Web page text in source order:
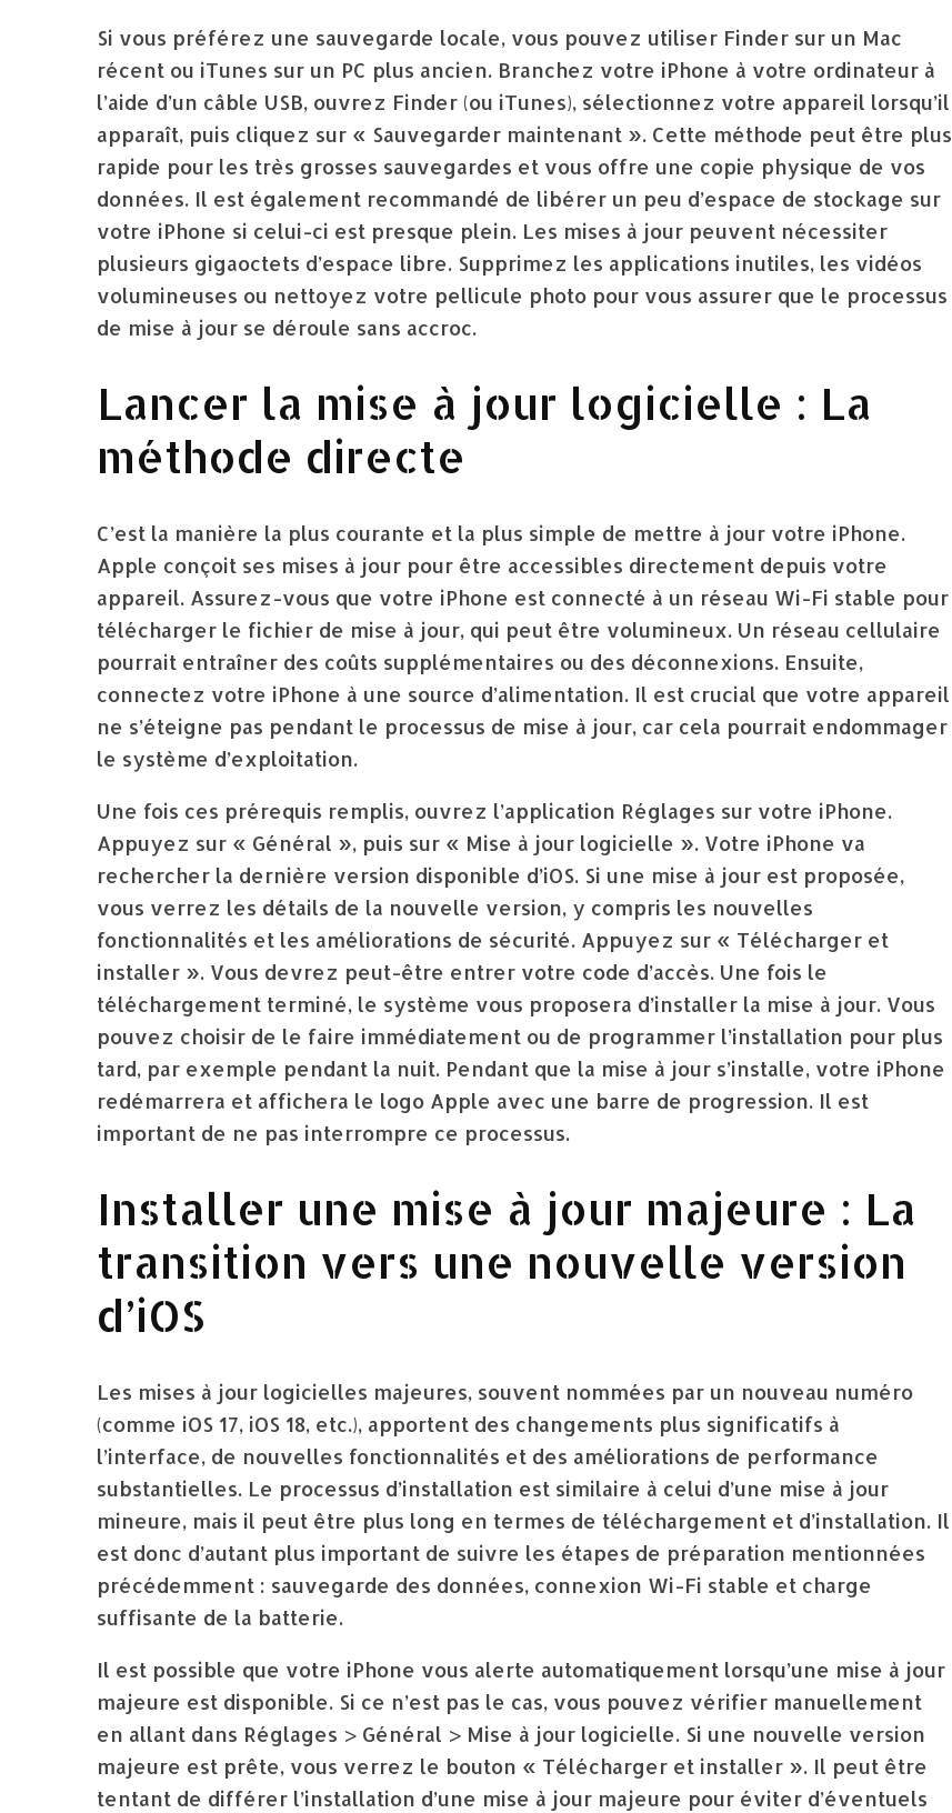
Si vous préférez une sauvegarde locale, vous pouvez utiliser Finder sur un Mac
récent ou iTunes sur un PC plus ancien. Branchez votre iPhone à votre ordinateur à
l’aide d’un câble USB, ouvrez Finder (ou iTunes), sélectionnez votre appareil lorsqu’il
apparaît, puis cliquez sur « Sauvegarder maintenant ». Cette méthode peut être plus
rapide pour les très grosses sauvegardes et vous offre une copie physique de vos
données. Il est également recommandé de libérer un peu d’espace de stockage sur
votre iPhone si celui-ci est presque plein. Les mises à jour peuvent nécessiter
plusieurs gigaoctets d’espace libre. Supprimez les applications inutiles, les vidéos
volumineuses ou nettoyez votre pellicule photo pour vous assurer que le processus
de mise à jour se déroule sans accroc.
Lancer la mise à jour logicielle : La
méthode directe
C’est la manière la plus courante et la plus simple de mettre à jour votre iPhone.
Apple conçoit ses mises à jour pour être accessibles directement depuis votre
appareil. Assurez-vous que votre iPhone est connecté à un réseau Wi-Fi stable pour
télécharger le fichier de mise à jour, qui peut être volumineux. Un réseau cellulaire
pourrait entraîner des coûts supplémentaires ou des déconnexions. Ensuite,
connectez votre iPhone à une source d’alimentation. Il est crucial que votre appareil
ne s’éteigne pas pendant le processus de mise à jour, car cela pourrait endommager
le système d’exploitation.
Une fois ces prérequis remplis, ouvrez l’application Réglages sur votre iPhone.
Appuyez sur « Général », puis sur « Mise à jour logicielle ». Votre iPhone va
rechercher la dernière version disponible d’iOS. Si une mise à jour est proposée,
vous verrez les détails de la nouvelle version, y compris les nouvelles
fonctionnalités et les améliorations de sécurité. Appuyez sur « Télécharger et
installer ». Vous devrez peut-être entrer votre code d’accès. Une fois le
téléchargement terminé, le système vous proposera d’installer la mise à jour. Vous
pouvez choisir de le faire immédiatement ou de programmer l’installation pour plus
tard, par exemple pendant la nuit. Pendant que la mise à jour s’installe, votre iPhone
redémarrera et affichera le logo Apple avec une barre de progression. Il est
important de ne pas interrompre ce processus.
Installer une mise à jour majeure : La
transition vers une nouvelle version
d’iOS
Les mises à jour logicielles majeures, souvent nommées par un nouveau numéro
(comme iOS 17, iOS 18, etc.), apportent des changements plus significatifs à
l’interface, de nouvelles fonctionnalités et des améliorations de performance
substantielles. Le processus d’installation est similaire à celui d’une mise à jour
mineure, mais il peut être plus long en termes de téléchargement et d’installation. Il
est donc d’autant plus important de suivre les étapes de préparation mentionnées
précédemment : sauvegarde des données, connexion Wi-Fi stable et charge
suffisante de la batterie.
Il est possible que votre iPhone vous alerte automatiquement lorsqu’une mise à jour
majeure est disponible. Si ce n’est pas le cas, vous pouvez vérifier manuellement
en allant dans Réglages > Général > Mise à jour logicielle. Si une nouvelle version
majeure est prête, vous verrez le bouton « Télécharger et installer ». Il peut être
tentant de différer l’installation d’une mise à jour majeure pour éviter d’éventuels